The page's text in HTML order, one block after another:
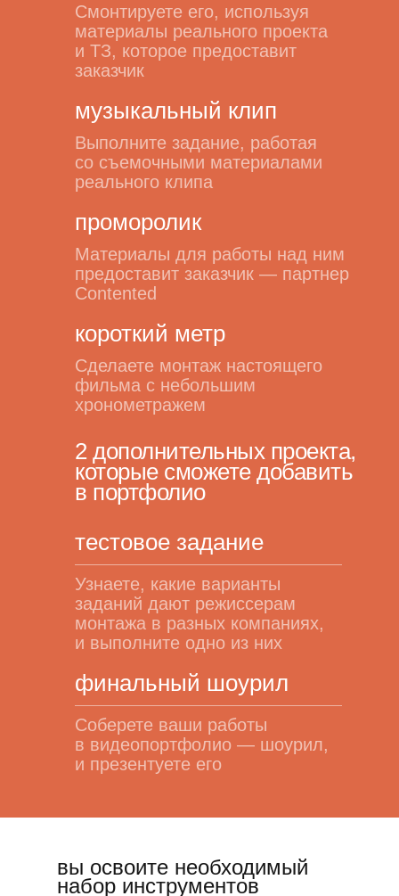
Смонтируете его, используя
материалы реального проекта
и ТЗ, которое предоставит
заказчик
проморолик
Материалы для работы над ним
предоставит заказчик — партнер
Contented
музыкальный клип
Выполните задание, работая
со съемочными материалами
реального клипа
короткий метр
Сделаете монтаж настоящего
фильма с небольшим
хронометражем
2 дополнительных проекта,
которые сможете добавить
в портфолио
тестовое задание
Узнаете, какие варианты
заданий дают режиссерам
монтажа в разных компаниях,
и выполните одно из них
финальный шоурил
Соберете ваши работы
в видеопортфолио — шоурил,
и презентуете его
вы освоите необходимый
набор инструментов